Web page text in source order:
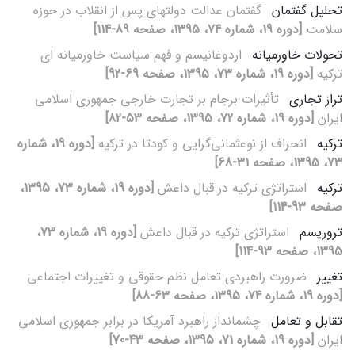
تحلیل گفتمان گفتمان عدالت دولت‏های پس از انقلاب در حوزه
سلامت [دوره 19، شماره 74، 1395، صفحه 89-114]
تحولات خاورمیانه اردوغانیسم و فهم سیاست خاورمیانه‏ ای
ترکیه [دوره 19، شماره 73، 1395، صفحه 69-92]
تراز تجاری تأثیرات برجام بر تجارت خارجی جمهوری اسلامی
ایران [دوره 19، شماره 72، 1395، صفحه 53-82]
ترکیه انحراف از نوعثمانی‌گرایی و کودتا در ترکیه
[دوره 19، شماره
73، 1395، صفحه 31-68]
ترکیه استراتژی ترکیه در قبال داعش
[دوره 19، شماره 73، 1395،
صفحه 93-114]
تروریسم استراتژی ترکیه در قبال داعش
[دوره 19، شماره 73،
1395، صفحه 93-114]
تغییر ضرورت راهبردی تعامل نظم حقوقی و تغییرات اجتماعی
[دوره 19، شماره 74، 1395، صفحه 63-88]
تقابل و تعامل
چشم‎انداز راهبرد آمریکا در برابر جمهوری اسلامی
ایران [دوره 19، شماره 71، 1395، صفحه 43-70]